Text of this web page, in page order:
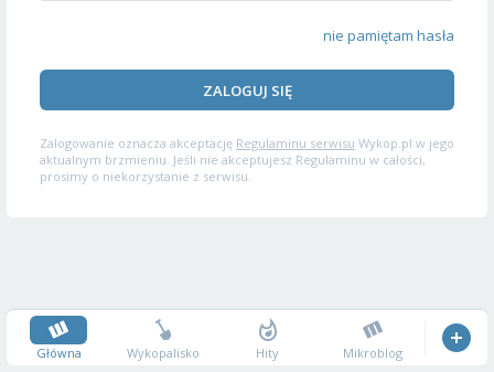
nie pamiętam hasła
ZALOGUJ SIĘ
Zalogowanie oznacza akceptację Regulaminu serwisu Wykop.pl w jego
aktualnym brzmieniu. Jeśli nie akceptujesz Regulaminu w całości,
prosimy o niekorzystanie z serwisu.
Główna Wykopalisko Hity Mikroblog